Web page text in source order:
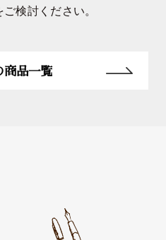
検討ください。
商品一覧